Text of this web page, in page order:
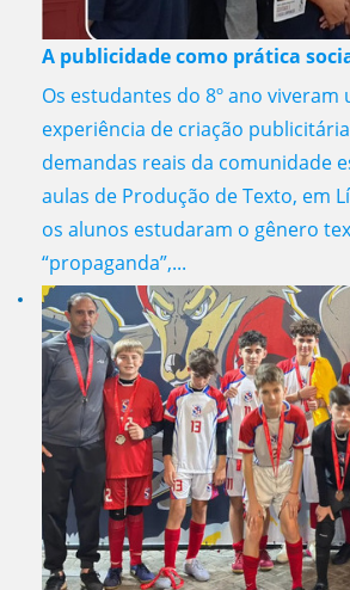
A publicidade como prática
Os estudantes do 8º ano viveram
experiência de criação
demandas reais da comunidade
aulas de Produção de Texto, em
os alunos estudaram o gênero
“propaganda”,...